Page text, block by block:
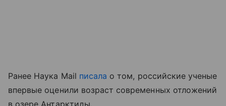
Ранее Наука Mail писала о том, российские ученые
впервые оценили возраст современных отложений